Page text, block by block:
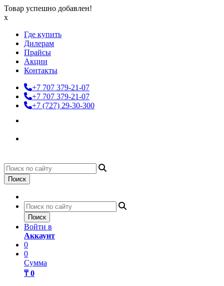
Товар успешно добавлен!
x
Где купить
Дилерам
Прайсы
Акции
Контакты
+7 707 379-21-07
+7 707 379-21-07
+7 (727) 29-30-300
Поиск
Поиск
Войти в
Аккаунт
0
0
Сумма
₸ 0